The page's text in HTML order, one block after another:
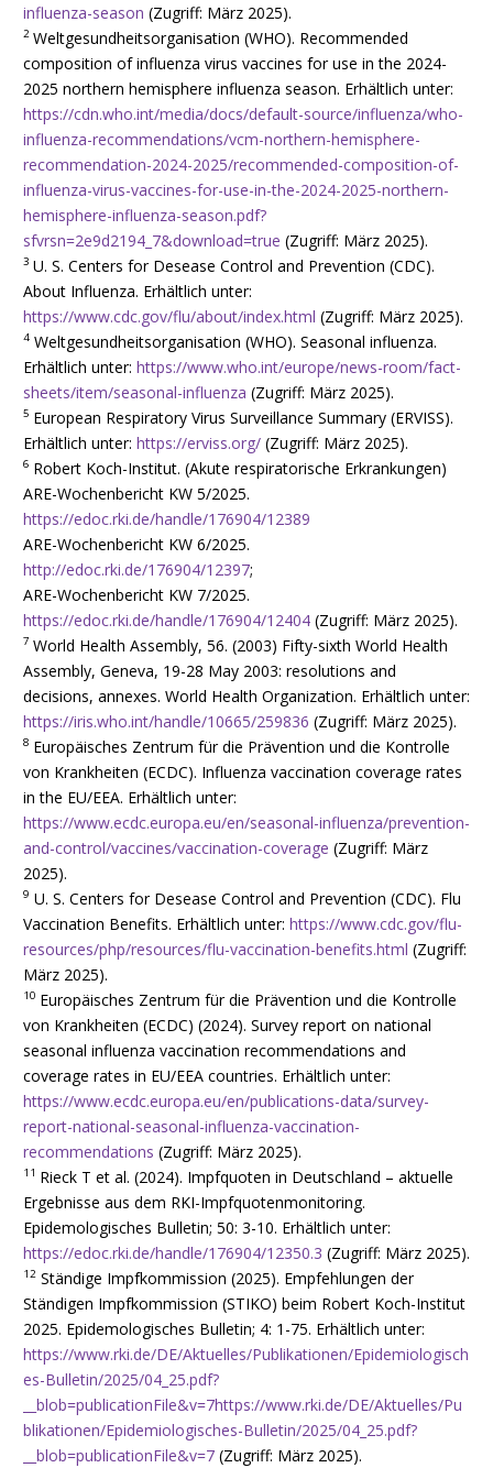
influenza-season (Zugriff: März 2025).
2 Weltgesundheitsorganisation (WHO). Recommended
composition of influenza virus vaccines for use in the 2024-
2025 northern hemisphere influenza season. Erhältlich unter:
https://cdn.who.int/media/docs/default-source/influenza/who-
influenza-recommendations/vcm-northern-hemisphere-
recommendation-2024-2025/recommended-composition-of-
influenza-virus-vaccines-for-use-in-the-2024-2025-northern-
hemisphere-influenza-season.pdf?
sfvrsn=2e9d2194_7&download=true (Zugriff: März 2025).
3 U. S. Centers for Desease Control and Prevention (CDC).
About Influenza. Erhältlich unter:
https://www.cdc.gov/flu/about/index.html (Zugriff: März 2025).
4 Weltgesundheitsorganisation (WHO). Seasonal influenza.
Erhältlich unter: https://www.who.int/europe/news-room/fact-
sheets/item/seasonal-influenza (Zugriff: März 2025).
5 European Respiratory Virus Surveillance Summary (ERVISS).
Erhältlich unter: https://erviss.org/ (Zugriff: März 2025).
6 Robert Koch-Institut. (Akute respiratorische Erkrankungen)
ARE-Wochenbericht KW 5/2025.
https://edoc.rki.de/handle/176904/12389
ARE-Wochenbericht KW 6/2025.
http://edoc.rki.de/176904/12397;
ARE-Wochenbericht KW 7/2025.
https://edoc.rki.de/handle/176904/12404 (Zugriff: März 2025).
7 World Health Assembly, 56. (2003) Fifty-sixth World Health
Assembly, Geneva, 19-28 May 2003: resolutions and
decisions, annexes. World Health Organization. Erhältlich unter:
https://iris.who.int/handle/10665/259836 (Zugriff: März 2025).
8 Europäisches Zentrum für die Prävention und die Kontrolle
von Krankheiten (ECDC). Influenza vaccination coverage rates
in the EU/EEA. Erhältlich unter:
https://www.ecdc.europa.eu/en/seasonal-influenza/prevention-
and-control/vaccines/vaccination-coverage (Zugriff: März
2025).
9 U. S. Centers for Desease Control and Prevention (CDC). Flu
Vaccination Benefits. Erhältlich unter: https://www.cdc.gov/flu-
resources/php/resources/flu-vaccination-benefits.html (Zugriff:
März 2025).
10 Europäisches Zentrum für die Prävention und die Kontrolle
von Krankheiten (ECDC) (2024). Survey report on national
seasonal influenza vaccination recommendations and
coverage rates in EU/EEA countries. Erhältlich unter:
https://www.ecdc.europa.eu/en/publications-data/survey-
report-national-seasonal-influenza-vaccination-
recommendations (Zugriff: März 2025).
11 Rieck T et al. (2024). Impfquoten in Deutschland – aktuelle
Ergebnisse aus dem RKI-Impfquotenmonitoring.
Epidemologisches Bulletin; 50: 3-10. Erhältlich unter:
https://edoc.rki.de/handle/176904/12350.3 (Zugriff: März 2025).
12 Ständige Impfkommission (2025). Empfehlungen der
Ständigen Impfkommission (STIKO) beim Robert Koch-Institut
2025. Epidemologisches Bulletin; 4: 1-75. Erhältlich unter:
https://www.rki.de/DE/Aktuelles/Publikationen/Epidemiologisch
es-Bulletin/2025/04_25.pdf?
__blob=publicationFile&v=7https://www.rki.de/DE/Aktuelles/Pu
blikationen/Epidemiologisches-Bulletin/2025/04_25.pdf?
__blob=publicationFile&v=7 (Zugriff: März 2025).